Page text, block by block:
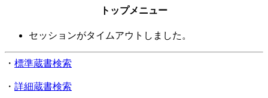
トップメニュー
セッションがタイムアウトしました。
・ 標準蔵書検索
・ 詳細蔵書検索